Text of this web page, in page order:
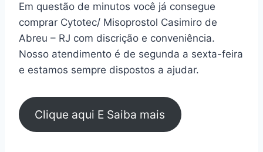
Em questão de minutos você já consegue
comprar Cytotec/ Misoprostol Casimiro de
Abreu – RJ com discrição e conveniência.
Nosso atendimento é de segunda a sexta-feira
e estamos sempre dispostos a ajudar.
Clique aqui E Saiba mais